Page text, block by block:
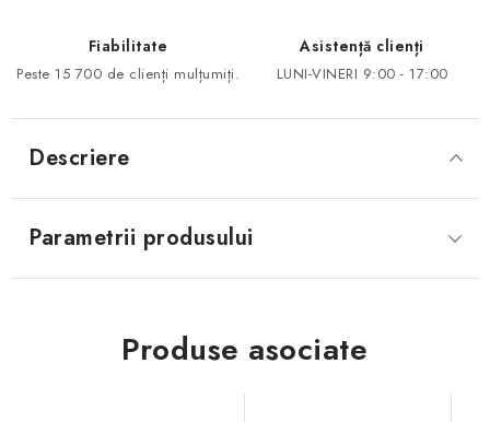
Fiabilitate
Peste 15 700 de clienți mulțumiți.
Asistență clienți
LUNI-VINERI 9:00 - 17:00
Descriere
Parametrii produsului
Produse asociate